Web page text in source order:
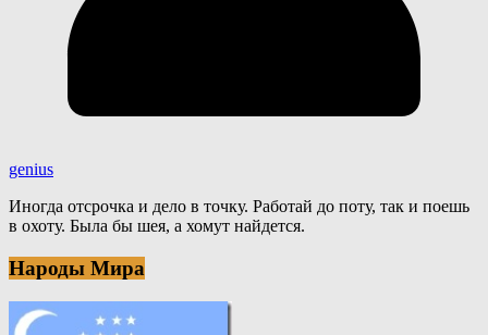
genius
Иногда отсрочка и дело в точку. Работай до поту, так и поешь
в охоту. Была бы шея, а хомут найдется.
Народы Мира